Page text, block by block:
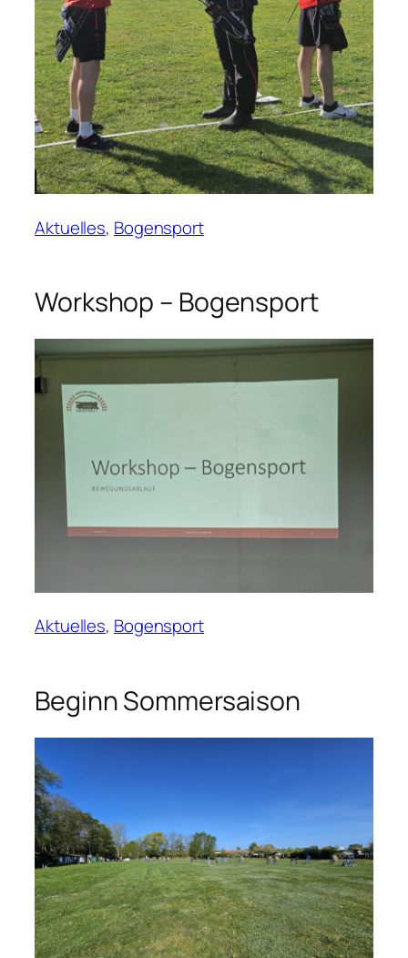
Aktuelles, Bogensport
Workshop – Bogensport
Aktuelles, Bogensport
Beginn Sommersaison